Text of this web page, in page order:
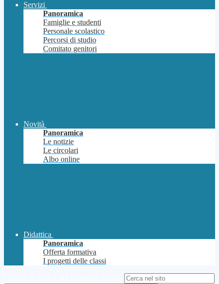
Servizi
Panoramica
Famiglie e studenti
Personale scolastico
Percorsi di studio
Comitato genitori
Novità
Panoramica
Le notizie
Le circolari
Albo online
Didattica
Panoramica
Offerta formativa
I progetti delle classi